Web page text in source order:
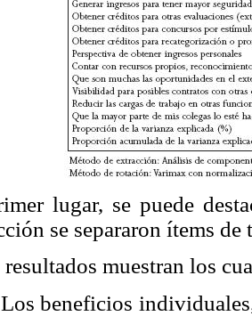
lugar, se puede
se separaron ítems
resultados muestran los
Los beneficios